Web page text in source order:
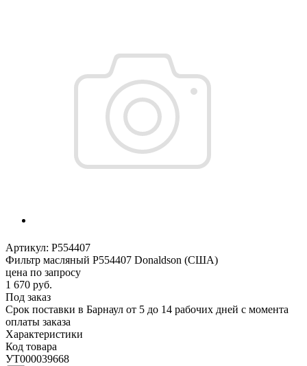
Артикул: P554407
Фильтр масляный P554407 Donaldson (США)
цена по запросу
1 670 руб.
Под заказ
Срок поставки в Барнаул от 5 до 14 рабочих дней с момента
оплаты заказа
Характеристики
Код товара
УТ000039668